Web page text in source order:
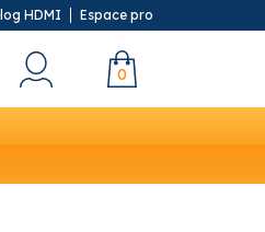
HDMI Espace pro
0